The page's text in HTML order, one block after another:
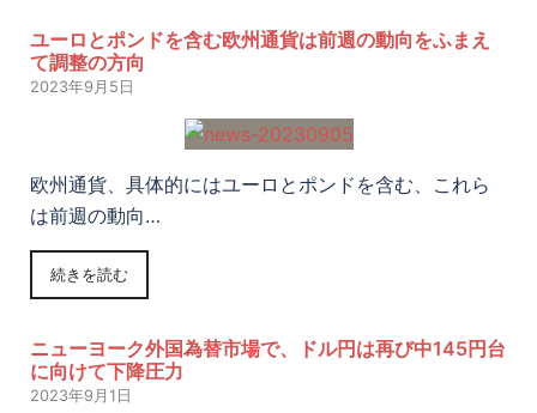
ユーロとポンドを含む欧州通貨は前週の動向をふまえ
て調整の方向
2023年9月5日
欧州通貨、具体的にはユーロとポンドを含む、これら
は前週の動向…
続きを読む
ニューヨーク外国為替市場で、ドル円は再び中145円台
に向けて下降圧力
2023年9月1日